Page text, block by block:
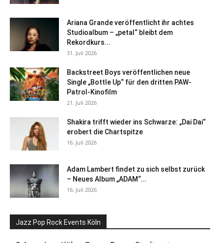
Ariana Grande veröffentlicht ihr achtes
Studioalbum – „petal“ bleibt dem
Rekordkurs...
31. Juli 2026
Backstreet Boys veröffentlichen neue
Single „Bottle Up“ für den dritten PAW-
Patrol-Kinofilm
21. Juli 2026
Shakira trifft wieder ins Schwarze: „Dai Dai“
erobert die Chartspitze
16. Juli 2026
Adam Lambert findet zu sich selbst zurück
– Neues Album „ADAM“...
16. Juli 2026
Jazz Pop Rock Events Köln